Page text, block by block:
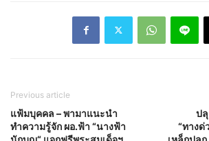
Previous article
แฟ้มบุคคล – พามาแนะนำ
ทำความรู้จัก ผอ.ฟ้า “นางฟ้า
ป
“ทางด่